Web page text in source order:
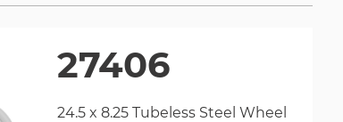
27406
24.5 x 8.25 Tubeless Steel Wheel